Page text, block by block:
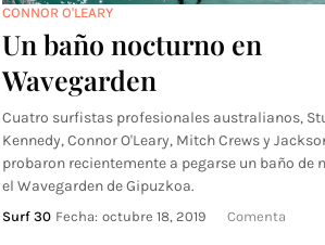
CONNOR O'LEARY
Un baño nocturno en
Wavegarden
Cuatro surfistas profesionales australianos,
Kennedy, Connor O'Leary, Mitch Crews y
probaron recientemente a pegarse un baño de
el Wavegarden de Gipuzkoa.
Surf 30 Fecha: octubre 18, 2019 Comenta